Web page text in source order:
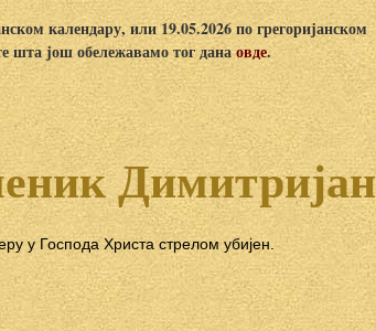
календару, или 19.05.2026 по грегоријанском
шта још обележавамо тог данаовде.
Димитријан
у Господа Христа стрелом убијен.